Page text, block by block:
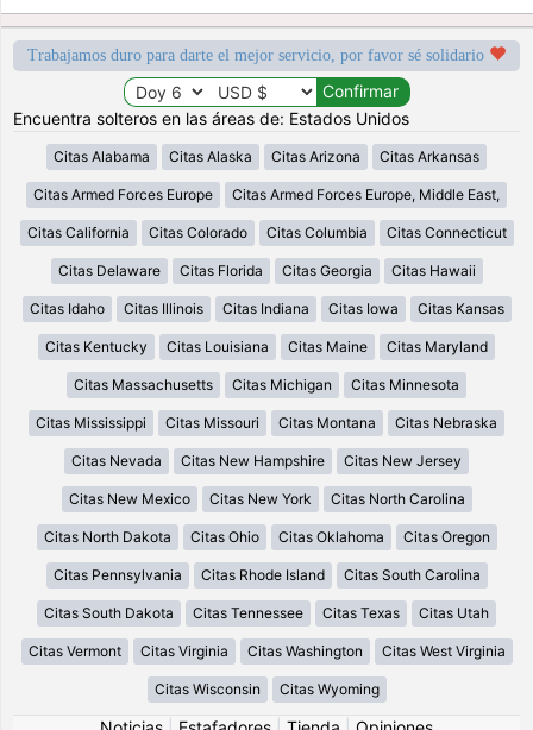
Trabajamos duro para darte el mejor servicio, por favor sé solidario
Encuentra solteros en las áreas de: Estados Unidos
Citas Alabama Citas Alaska Citas Arizona Citas Arkansas
Citas Armed Forces Europe Citas Armed Forces Europe, Middle East,
Citas California Citas Colorado Citas Columbia Citas Connecticut
Citas Delaware Citas Florida Citas Georgia Citas Hawaii
Citas Idaho Citas Illinois Citas Indiana Citas Iowa Citas Kansas
Citas Kentucky Citas Louisiana Citas Maine Citas Maryland
Citas Massachusetts Citas Michigan Citas Minnesota
Citas Mississippi Citas Missouri Citas Montana Citas Nebraska
Citas Nevada Citas New Hampshire Citas New Jersey
Citas New Mexico Citas New York Citas North Carolina
Citas North Dakota Citas Ohio Citas Oklahoma Citas Oregon
Citas Pennsylvania Citas Rhode Island Citas South Carolina
Citas South Dakota Citas Tennessee Citas Texas Citas Utah
Citas Vermont Citas Virginia Citas Washington Citas West Virginia
Citas Wisconsin Citas Wyoming